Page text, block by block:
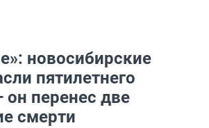
новосибирские
пятилетнего
перенес две
смерти